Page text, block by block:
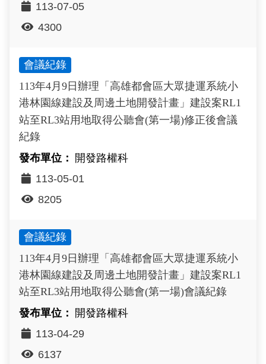
113-07-05
4300
會議紀錄
113年4月9日辦理「高雄都會區大眾捷運系統小
港林園線建設及周邊土地開發計畫」建設案RL1
站至RL3站用地取得公聽會(第一場)修正後會議
紀錄
開發路權科
113-05-01
8205
會議紀錄
113年4月9日辦理「高雄都會區大眾捷運系統小
港林園線建設及周邊土地開發計畫」建設案RL1
站至RL3站用地取得公聽會(第一場)會議紀錄
開發路權科
113-04-29
6137